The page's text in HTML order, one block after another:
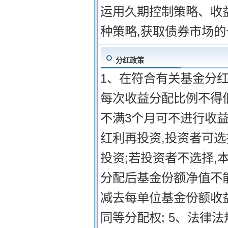
运用久期控制策略、
种策略,获取债券市场
分红政策
1、在符合有关基金分
每次收益分配比例不
不满3个月可不进行收
红利再投资,投资者可
投资;若投资者不选择,
分配后基金份额净值
减去每单位基金份额
同等分配权; 5、法律